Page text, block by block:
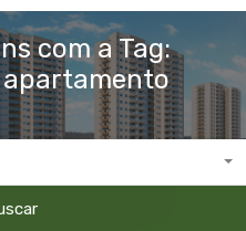
com a Tag:
apartamento